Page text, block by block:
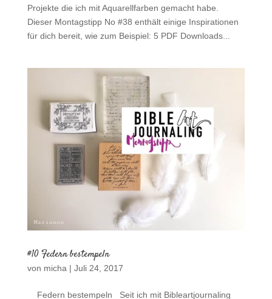
Projekte die ich mit Aquarellfarben gemacht habe.
Dieser Montagstipp No #38 enthält einige Inspirationen
für dich bereit, wie zum Beispiel: 5 PDF Downloads...
#10 Federn bestempeln
von micha| Juli 24, 2017
Federn bestempeln Seit ich mit Bibleartjournaling